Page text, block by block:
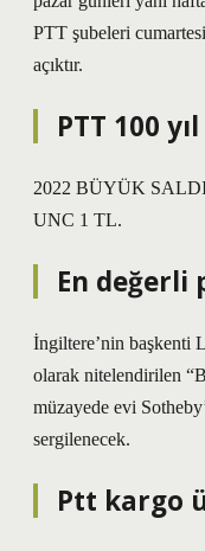
PTT şubeleri
açıktır.
PTT 100
2022 BÜYÜK
UNC 1 TL.
En değerli
İngiltere’nin başkenti
olarak nitelendirilen
müzayede evi
sergilenecek.
Ptt kargo